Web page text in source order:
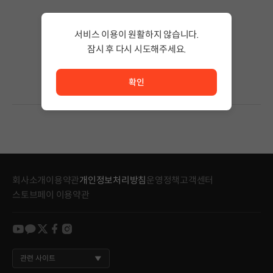
검색어의 단어 수를 줄이거나 필터조건을 변경하세요.
회사소개이용약관개인정보처리방침 운영정책고객센터
스토브페이 이용약관
youtube
kakao
twitter
facebook
instagram
관련 사이트
서비스 이용이 원활하지 않습니다.
잠시 후 다시 시도해주세요.
확인